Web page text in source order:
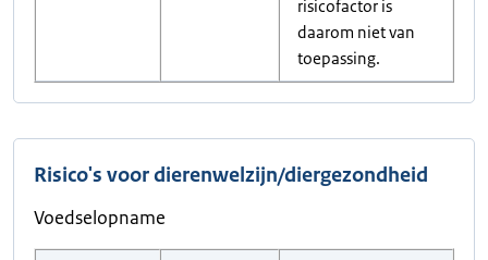
risicofactor is
daarom niet van
toepassing.
Risico's voor dierenwelzijn/diergezondheid
Voedselopname